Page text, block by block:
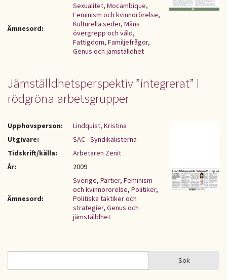
Ämnesord:
Sexualitet, Mocambique,
Feminism och kvinnorörelse,
Kulturella seder, Mäns
övergrepp och våld,
Fattigdom, Familjefrågor,
Genus och jämställdhet
Jämställdhetsperspektiv ”integrerat” i
rödgröna arbetsgrupper
Upphovsperson:
Lindquist, Kristina
Utgivare:
SAC - Syndikalisterna
Tidskrift/källa:
Arbetaren Zenit
År:
2009
Ämnesord:
Sverige, Partier, Feminism
och kvinnorörelse, Politiker,
Politiska taktiker och
strategier, Genus och
jämställdhet
SÖKFORMULÄR Sök